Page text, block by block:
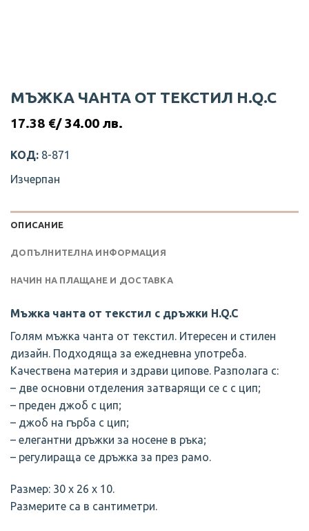
МЪЖКА ЧАНТА ОТ ТЕКСТИЛ H.Q.C
17.38 €/ 34.00 лв.
КОД: 8-871
Изчерпан
ОПИСАНИЕ
ДОПЪЛНИТЕЛНА ИНФОРМАЦИЯ
НАЧИН НА ПЛАЩАНЕ И ДОСТАВКА
Мъжка чанта от текстил с дръжки H.Q.C
Голям мъжка чанта от текстил. Итересен и стилен
дизайн. Подходяща за ежедневна употреба.
Качествена материя и здрави ципове. Разполага с:
– две основни отделения затварящи се с с цип;
– преден джоб с цип;
– джоб на гърба с цип;
– елегантни дръжки за носене в ръка;
– регулираща се дръжка за през рамо.
Размер: 30 х 26 х 10.
Размерите са в сантиметри.